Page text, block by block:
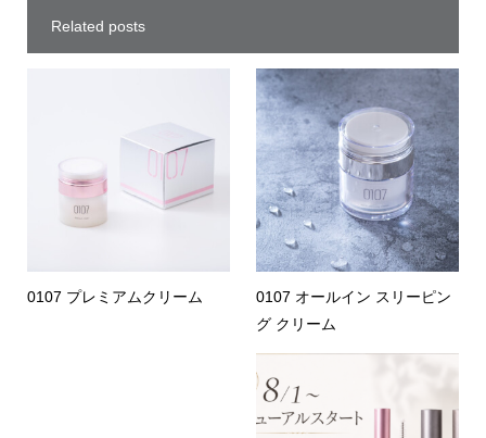
Related posts
0107 プレミアムクリーム
0107 オールイン スリーピン
グ クリーム